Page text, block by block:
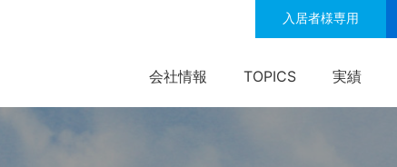
入居者様専用
会社情報 TOPICS 実績